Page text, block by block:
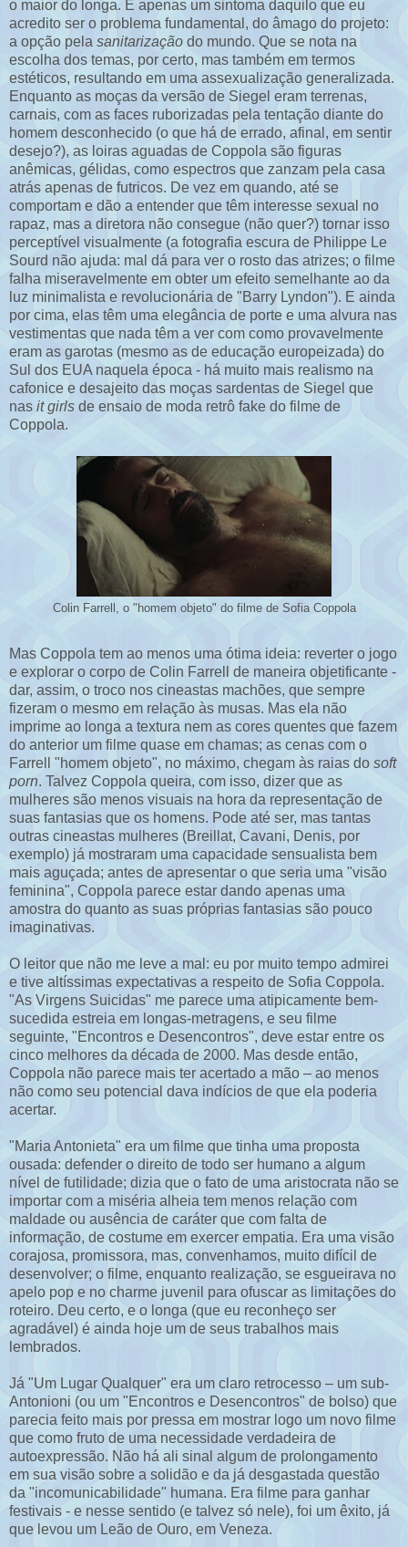
o maior do longa. É apenas um sintoma daquilo que eu
acredito ser o problema fundamental, do âmago do projeto:
a opção pela sanitarização do mundo. Que se nota na
escolha dos temas, por certo, mas também em termos
estéticos, resultando em uma assexualização generalizada.
Enquanto as moças da versão de Siegel eram terrenas,
carnais, com as faces ruborizadas pela tentação diante do
homem desconhecido (o que há de errado, afinal, em sentir
desejo?), as loiras aguadas de Coppola são figuras
anêmicas, gélidas, como espectros que zanzam pela casa
atrás apenas de futricos. De vez em quando, até se
comportam e dão a entender que têm interesse sexual no
rapaz, mas a diretora não consegue (não quer?) tornar isso
perceptível visualmente (a fotografia escura de Philippe Le
Sourd não ajuda: mal dá para ver o rosto das atrizes; o filme
falha miseravelmente em obter um efeito semelhante ao da
luz minimalista e revolucionária de "Barry Lyndon"). E ainda
por cima, elas têm uma elegância de porte e uma alvura nas
vestimentas que nada têm a ver com como provavelmente
eram as garotas (mesmo as de educação europeizada) do
Sul dos EUA naquela época - há muito mais realismo na
cafonice e desajeito das moças sardentas de Siegel que
nas it girls de ensaio de moda retrô fake do filme de
Coppola.
Colin Farrell, o "homem objeto" do filme de Sofia Coppola
Mas Coppola tem ao menos uma ótima ideia: reverter o jogo
e explorar o corpo de Colin Farrell de maneira objetificante -
dar, assim, o troco nos cineastas machões, que sempre
fizeram o mesmo em relação às musas. Mas ela não
imprime ao longa a textura nem as cores quentes que fazem
do anterior um filme quase em chamas; as cenas com o
Farrell "homem objeto", no máximo, chegam às raias do soft
porn. Talvez Coppola queira, com isso, dizer que as
mulheres são menos visuais na hora da representação de
suas fantasias que os homens. Pode até ser, mas tantas
outras cineastas mulheres (Breillat, Cavani, Denis, por
exemplo) já mostraram uma capacidade sensualista bem
mais aguçada; antes de apresentar o que seria uma "visão
feminina", Coppola parece estar dando apenas uma
amostra do quanto as suas próprias fantasias são pouco
imaginativas.
O leitor que não me leve a mal: eu por muito tempo admirei
e tive altíssimas expectativas a respeito de Sofia Coppola.
"As Virgens Suicidas" me parece uma atipicamente bem-
sucedida estreia em longas-metragens, e seu filme
seguinte, "Encontros e Desencontros", deve estar entre os
cinco melhores da década de 2000. Mas desde então,
Coppola não parece mais ter acertado a mão – ao menos
não como seu potencial dava indícios de que ela poderia
acertar.
"Maria Antonieta" era um filme que tinha uma proposta
ousada: defender o direito de todo ser humano a algum
nível de futilidade; dizia que o fato de uma aristocrata não se
importar com a miséria alheia tem menos relação com
maldade ou ausência de caráter que com falta de
informação, de costume em exercer empatia. Era uma visão
corajosa, promissora, mas, convenhamos, muito difícil de
desenvolver; o filme, enquanto realização, se esgueirava no
apelo pop e no charme juvenil para ofuscar as limitações do
roteiro. Deu certo, e o longa (que eu reconheço ser
agradável) é ainda hoje um de seus trabalhos mais
lembrados.
Já "Um Lugar Qualquer" era um claro retrocesso – um sub-
Antonioni (ou um "Encontros e Desencontros" de bolso) que
parecia feito mais por pressa em mostrar logo um novo filme
que como fruto de uma necessidade verdadeira de
autoexpressão. Não há ali sinal algum de prolongamento
em sua visão sobre a solidão e da já desgastada questão
da "incomunicabilidade" humana. Era filme para ganhar
festivais - e nesse sentido (e talvez só nele), foi um êxito, já
que levou um Leão de Ouro, em Veneza.